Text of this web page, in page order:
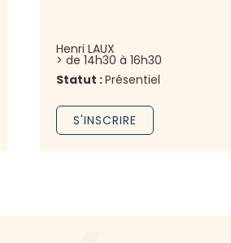
Henri LAUX
> de 14h30 à 16h30
Statut :Présentiel
S'INSCRIRE